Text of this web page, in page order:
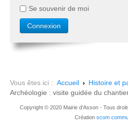
Se souvenir de moi
Vous êtes ici : Accueil
Histoire et
Archéologie : visite guidée du
Copyright © 2020 Mairie d'Asson - Tous
Création scom